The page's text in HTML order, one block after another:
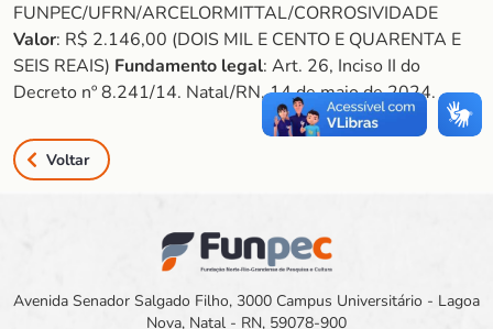
FUNPEC/UFRN/ARCELORMITTAL/CORROSIVIDADE
Valor: R$ 2.146,00 (DOIS MIL E CENTO E QUARENTA E
SEIS REAIS) Fundamento legal: Art. 26, Inciso II do
Decreto nº 8.241/14. Natal/RN, 14 de maio de 2024.
Voltar
Avenida Senador Salgado Filho, 3000 Campus Universitário - Lagoa
Nova, Natal - RN, 59078-900